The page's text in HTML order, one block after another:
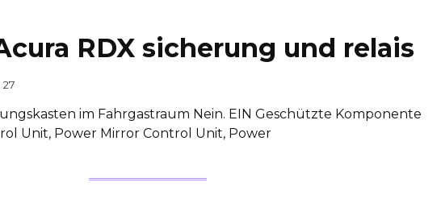
RDX sicherung und relais
27
im Fahrgastraum Nein. EIN Geschützte Komponente
Unit, Power Mirror Control Unit, Power